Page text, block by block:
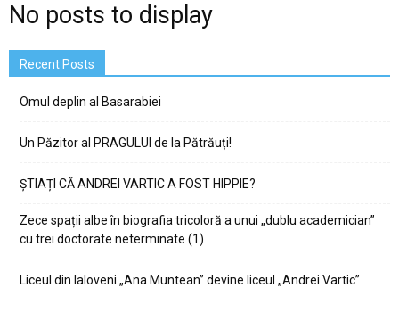
No posts to display
Recent Posts
Omul deplin al Basarabiei
Un Păzitor al PRAGULUI de la Pătrăuți!
ȘTIAȚI CĂ ANDREI VARTIC A FOST HIPPIE?
Zece spații albe în biografia tricoloră a unui „dublu academician”
cu trei doctorate neterminate (1)
Liceul din Ialoveni „Ana Muntean” devine liceul „Andrei Vartic”